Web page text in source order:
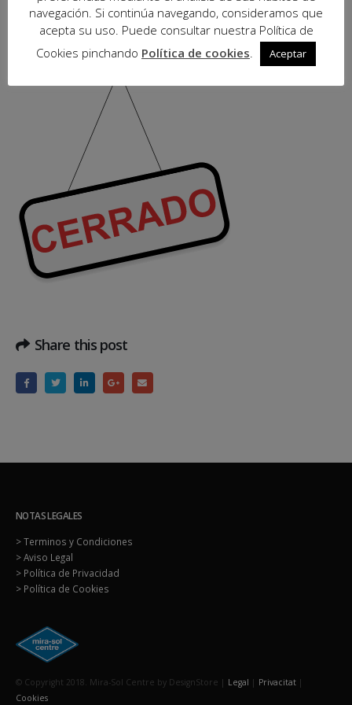
Viernes 15 de agosto, Mira-sol Centre permanecerá cerrado, por
festividad.
Share this post
NOTAS LEGALES
> Terminos y Condiciones
> Aviso Legal
> Política de Privacidad
> Política de Cookies
© Copyright 2018. Mira-Sol Centre by DesignStore | Legal | Privacitat |
Cookies
navegación. Si continúa navegando, consideramos que
acepta su uso. Puede consultar nuestra Política de
Cookies pinchando Política de cookies. Aceptar